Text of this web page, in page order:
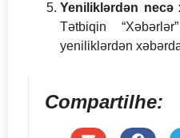
Yeniliklərdən necə
Tətbiqin
yeniliklərdən
Compartilhe: